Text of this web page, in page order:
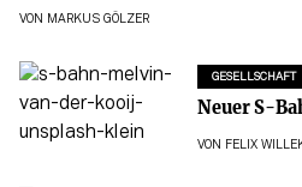
VON MARKUS GÖLZER
GESELLSCHAFT
Neuer S-
VON FELIX